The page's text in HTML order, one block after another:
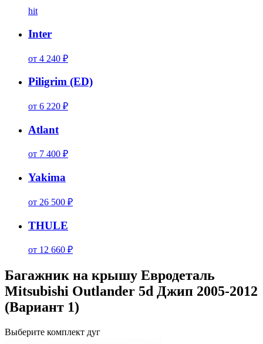
hit
Inter
от 4 240 ₽
Piligrim (ED)
от 6 220 ₽
Atlant
от 7 400 ₽
Yakima
от 26 500 ₽
THULE
от 12 660 ₽
Багажник на крышу Евродеталь
Mitsubishi Outlander 5d Джип 2005-2012
(Вариант 1)
Выберите комплект дуг